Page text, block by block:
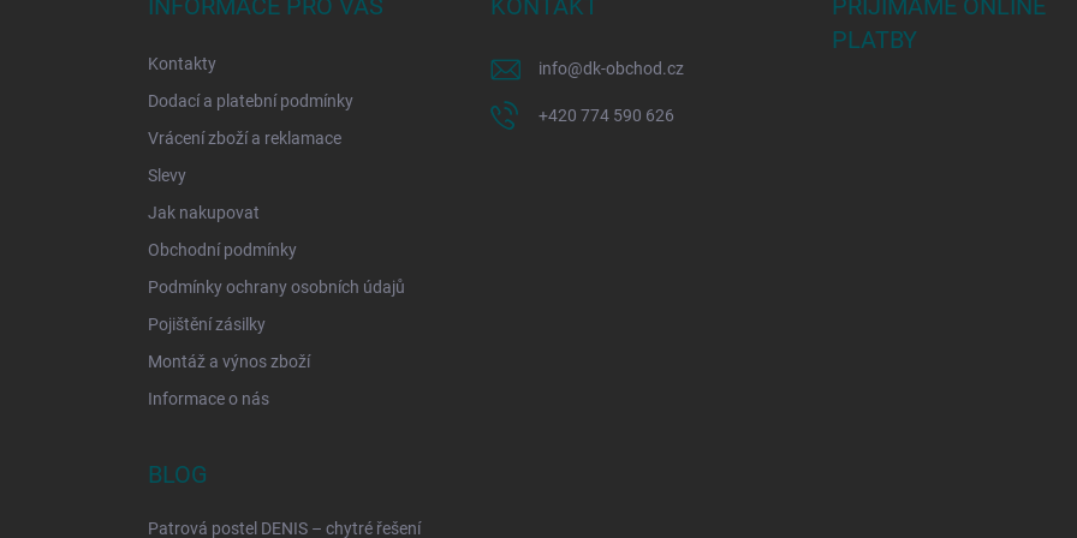
INFORMACE PRO VÁS
Kontakty
Dodací a platební podmínky
Vrácení zboží a reklamace
Slevy
Jak nakupovat
Obchodní podmínky
Podmínky ochrany osobních údajů
Pojištění zásilky
Montáž a výnos zboží
Informace o nás
KONTAKT
info@dk-obchod.cz
+420 774 590 626
PŘIJÍMÁME ONLINE
PLATBY
BLOG
Patrová postel DENIS – chytré řešení